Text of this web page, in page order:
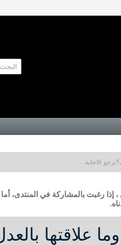
الاجابة.
، إذا رغبت بالمشاركة في المنتدى،
علاقتها